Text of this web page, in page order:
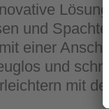
und
einer
und
mit